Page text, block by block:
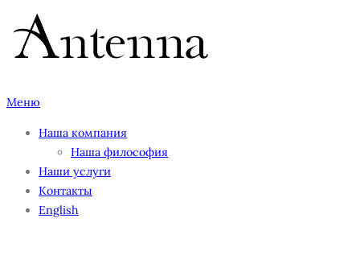
Перейти
содержимому
Меню
Наша компания
Наша философия
Наши услуги
Контакты
English